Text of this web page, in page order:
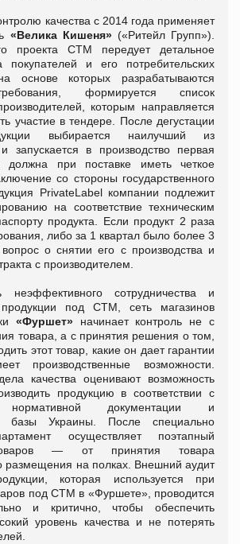
качества с 2014 года применяет
«Велика Кишеня» («Ритейл Групп»).
проекта СТМ передует детальное
покупателей и его потребительских
основе которых разрабатываются
формируется список
которым направляется
участие в тендере. После дегустации
выбирается наилучший из
запускается в производство первая
должна при поставке иметь четкое
со стороны государственного
PrivateLabel компании подлежит
на соответствие техническим
продукта. Если продукт 2 раза
либо за 1 квартал было более 3
о снятии его с производства и
с производителем.
неэффективного сотрудничества и
продукции под СТМ, сеть магазинов
«Фуршет»начинает контроль не с
товара, а с принятия решения о том,
этот товар, какие он дает гарантии
производственные возможности.
качества оценивают возможность
продукцию в соответствии с
нормативной документации и
базы Украины. После специально
осуществляет поэтапный
— от принятия товара
размещения на полках. Внешний аудит
которая используется при
под СТМ в «Фуршете», проводится
и критично, чтобы обеспечить
уровень качества и не потерять